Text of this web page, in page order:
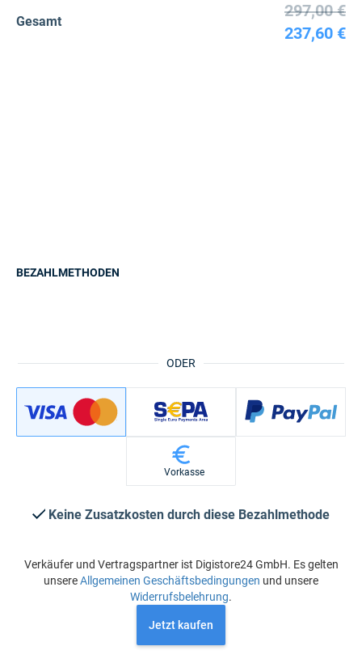
Gesamt
297,00 €
237,60 €
ODER
BEZAHLMETHODEN
Vorkasse
Keine Zusatzkosten durch diese Bezahlmethode
Verkäufer und Vertragspartner ist Digistore24 GmbH. Es gelten
unsereAllgemeinen Geschäftsbedingungen und unsere
Widerrufsbelehrung.
Jetzt kaufen